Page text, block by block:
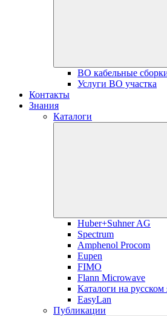
ВО кабельные
Услуги ВО участка
Контакты
Знания
Каталоги
Huber+Suhner AG
Spectrum
Amphenol Procom
Eupen
FIMO
Flann Microwave
Каталоги на русском
EasyLan
Публикации